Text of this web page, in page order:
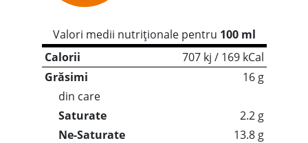
Valori medii nutriționale pentru 100 ml
Calorii
707 kj / 169 kCal
Grăsimi
16 g
din care
Saturate
2.2 g
Ne-Saturate
13.8 g